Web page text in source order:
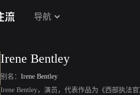
导航
Irene Bentley
别名： Irene Bentley
Irene Bentley，演员，代表作品为《西部执法